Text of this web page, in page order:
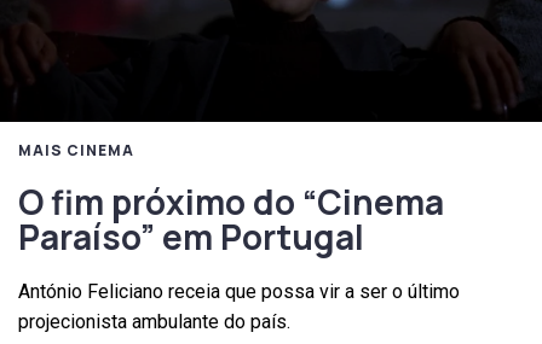
MAIS CINEMA
O fim próximo do “Cinema
Paraíso” em Portugal
António Feliciano receia que possa vir a ser o último
projecionista ambulante do país.